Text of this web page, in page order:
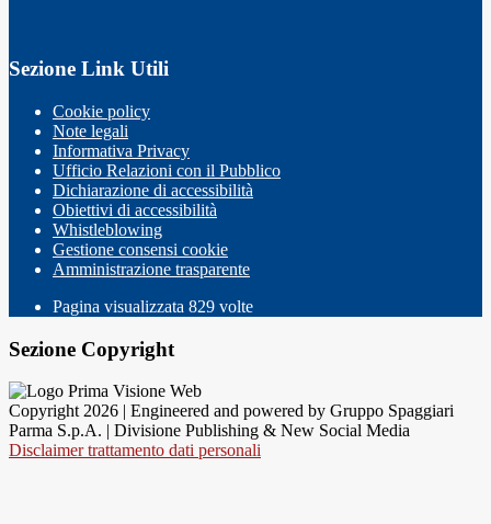
Sezione Link Utili
Cookie policy
Note legali
Informativa Privacy
Ufficio Relazioni con il Pubblico
Dichiarazione di accessibilità
Obiettivi di accessibilità
Whistleblowing
Gestione consensi cookie
Amministrazione trasparente
Pagina visualizzata 829 volte
Sezione Copyright
Copyright 2026 | Engineered and powered by Gruppo Spaggiari
Parma S.p.A. | Divisione Publishing & New Social Media
Disclaimer trattamento dati personali